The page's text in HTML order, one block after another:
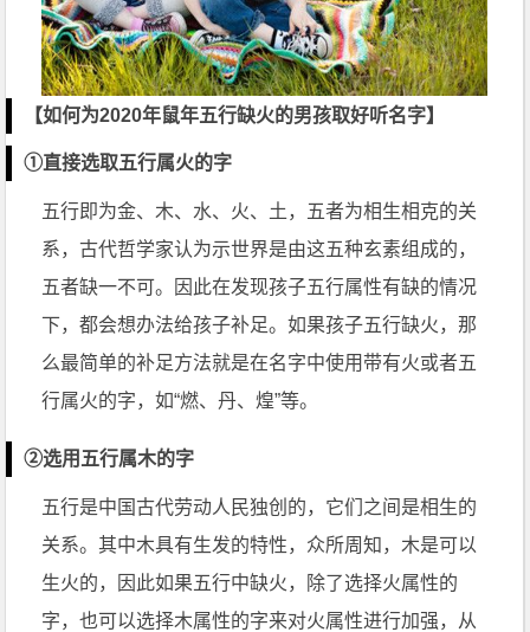
【如何为2020年鼠年五行缺火的男孩取好听名字】
①直接选取五行属火的字
五行即为金、木、水、火、土，五者为相生相克的关
系，古代哲学家认为示世界是由这五种玄素组成的，
五者缺一不可。因此在发现孩子五行属性有缺的情况
下，都会想办法给孩子补足。如果孩子五行缺火，那
么最简单的补足方法就是在名字中使用带有火或者五
行属火的字，如“燃、丹、煌”等。
②选用五行属木的字
五行是中国古代劳动人民独创的，它们之间是相生的
关系。其中木具有生发的特性，众所周知，木是可以
生火的，因此如果五行中缺火，除了选择火属性的
字，也可以选择木属性的字来对火属性进行加强，从